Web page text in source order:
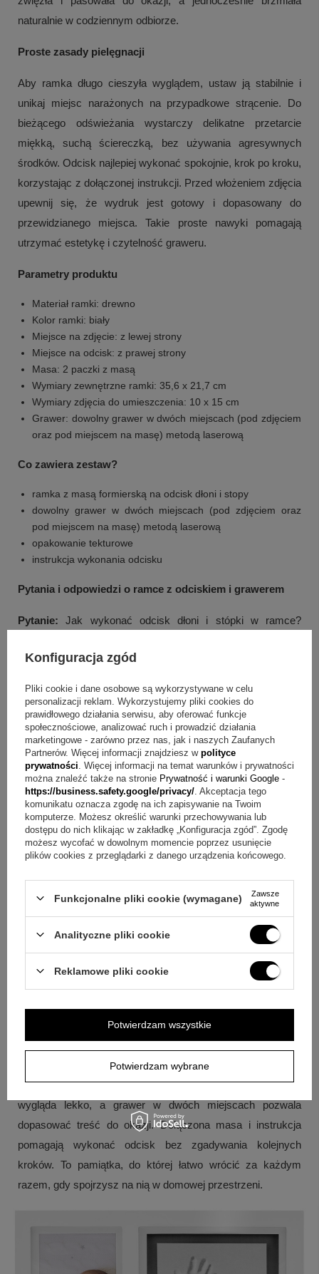
+3
naturalnie w codziennym odbiorze.
Proste zasady pielęgnacji
Aby ramka długo cieszyła wyglądem, ustaw ją stabilnie i
unikaj miejsc narażonych na przypadkowe strącenie. Do
bieżącego odświeżania wystarczy delikatne przetarcie
miękką, suchą ściereczką, bez używania agresywnych
środków. Odcisk najlepiej wykonać spokojnie, krok po kroku,
korzystając z dołączonej instrukcji. Przed włożeniem zdjęcia
upewnij się, że wydruk jest gotowy i dopasowany do
przewidzianego miejsca. Takie proste nawyki pomagają
utrzymać estetykę i czytelność graweru.
Parametry produktu
Materiał ramki: drewno
Kolor ramki: biały
Miejsce na zdjęcie: z lewej strony
Miejsce na odcisk: z prawej strony
Masa: 2 paczki z masą
Wymiary zewnętrzne ramki: 35,6 x 21,7 cm
Wymiary zdjęcia do umieszczenia: 10 x 15 cm
Grawer: dowolny grawer w dwóch miejscach (pod zdjęciem
oraz pod miejscem na masę) metodą laserową
Co zawiera zestaw?
ramka z masą formierską na odcisk dłoni i stopy
dowolny grawer w dwóch miejscach (pod zdjęciem oraz
pod miejscem na masę) metodą laserową
opakowanie tekturowe
instrukcja wykonania odcisku
Pytania i odpowiedzi o ramce z odciskiem i grawerem
Pytanie: Jak wykonać odcisk dłoni i stópki w ramce?
odcisku, która prowadzi przez cały proces krok po kroku.
Pytanie:Jak przygotować zdjęcie do tej ramki?
Odpowiedź:Zdjęcie należy wydrukować i umieścić we
własnym zakresie, wybierając ulubione ujęcie dziecka.
Pytanie:Jak wygląda grawer i gdzie jest umieszczany?
Odpowiedź:Wykonywany jest dowolny grawer w dwóch
miejscach, pod zdjęciem oraz pod miejscem na masę,
metodą laserową.
Pytanie:Czy ramka pasuje na chrzciny i roczek?
lub roczek i sprawdza się jako wspomnienie z pierwszego
Pytanie: Co otrzymuję w komplecie? Odpowiedź:
komplecie są ramka z masą formierską, grawer, opakowanie
Jeśli chcesz podarować coś, co łączy zdjęcie z realnym
śladem małej dłoni i stópki, ta drewniana ramka jest prostym
i czytelnym wyborem. Biała forma sprawia, że całość
wygląda lekko, a grawer w dwóch miejscach pozwala
dopasować treść do okazji. Dołączona masa i instrukcja
pomagają wykonać odcisk bez zgadywania kolejnych
kroków. To pamiątka, do której łatwo wrócić za każdym
razem, gdy spojrzysz na nią w domowej przestrzeni.
Konfiguracja zgód
Pliki cookie i dane osobowe są wykorzystywane w celu
personalizacji reklam. Wykorzystujemy pliki cookies do
prawidłowego działania serwisu, aby oferować funkcje
społecznościowe, analizować ruch i prowadzić działania
marketingowe - zarówno przez nas, jak i naszych Zaufanych
Partnerów. Więcej informacji znajdziesz w polityce
prywatności . Więcej informacji na temat warunków i prywatności
można znaleźć także na stronie Prywatność i warunki Google -
https://business.safety.google/privacy/ . Akceptacja tego
komunikatu oznacza zgodę na ich zapisywanie na Twoim
komputerze. Możesz określić warunki przechowywania lub
dostępu do nich klikając w zakładkę „Konfiguracja zgód”. Zgodę
możesz wycofać w dowolnym momencie poprzez usunięcie
plików cookies z przeglądarki z danego urządzenia końcowego.
Funkcjonalne pliki cookie (wymagane)
Zawsze
aktywne
Analityczne pliki cookie
Reklamowe pliki cookie
Potwierdzam wybrane
Potwierdzam wszystkie